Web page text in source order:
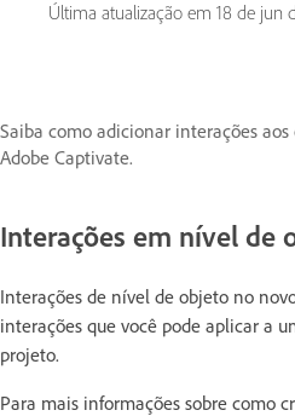
Última atualização em 18 de jun
Saiba como adicionar interações
Adobe Captivate.
Interações em nível de
Interações de nível de objeto no
interações que você pode aplicar a
projeto.
Para mais informações sobre como